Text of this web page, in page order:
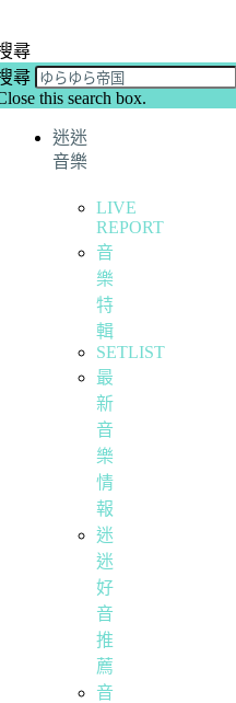
尋
尋
this search box.
迷迷
音樂
LIVE
REPORT
音
樂
特
輯
SETLIST
最
新
音
樂
情
報
迷
迷
好
音
推
薦
音